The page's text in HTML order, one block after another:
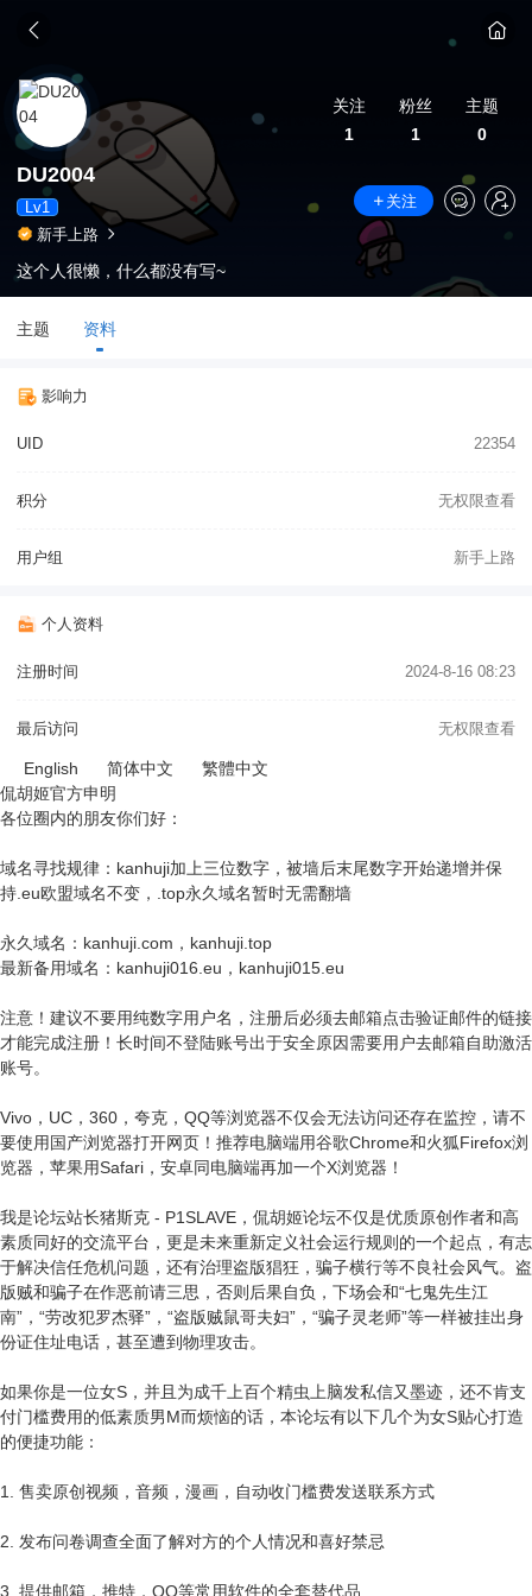
关注
1
粉丝
1
主题
0
DU2004
Lv1
关注
新手上路
这个人很懒，什么都没有写~
主题 资料
影响力
UID 22354
积分 无权限查看
用户组 新手上路
个人资料
注册时间 2024-8-16 08:23
最后访问 无权限查看
English 简体中文
繁體中文
侃胡姬官方申明
各位圈内的朋友你们好：
域名寻找规律：kanhuji加上三位数字，被墙后末尾数字开始递增并保
持.eu欧盟域名不变，.top永久域名暂时无需翻墙
永久域名：kanhuji.com，kanhuji.top
最新备用域名：kanhuji016.eu，kanhuji015.eu
注意！建议不要用纯数字用户名，注册后必须去邮箱点击验证邮件的链接
才能完成注册！长时间不登陆账号出于安全原因需要用户去邮箱自助激活
账号。
Vivo，UC，360，夸克，QQ等浏览器不仅会无法访问还存在监控，请不
要使用国产浏览器打开网页！推荐电脑端用谷歌Chrome和火狐Firefox浏
览器，苹果用Safari，安卓同电脑端再加一个X浏览器！
我是论坛站长猪斯克 - P1SLAVE，侃胡姬论坛不仅是优质原创作者和高
素质同好的交流平台，更是未来重新定义社会运行规则的一个起点，有志
于解决信任危机问题，还有治理盗版猖狂，骗子横行等不良社会风气。盗
版贼和骗子在作恶前请三思，否则后果自负，下场会和“七鬼先生江
南”，“劳改犯罗杰驿”，“盗版贼鼠哥夫妇”，“骗子灵老师”等一样被挂出身
份证住址电话，甚至遭到物理攻击。
如果你是一位女S，并且为成千上百个精虫上脑发私信又墨迹，还不肯支
付门槛费用的低素质男M而烦恼的话，本论坛有以下几个为女S贴心打造
的便捷功能：
1. 售卖原创视频，音频，漫画，自动收门槛费发送联系方式
2. 发布问卷调查全面了解对方的个人情况和喜好禁忌
3. 提供邮箱，推特，QQ等常用软件的全套替代品